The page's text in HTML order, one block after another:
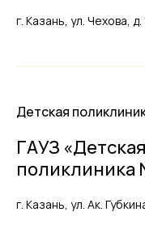
г. Казань, ул. Чехова, д.
Детская
ГАУЗ
поликлиника
г. Казань, ул. Ак.